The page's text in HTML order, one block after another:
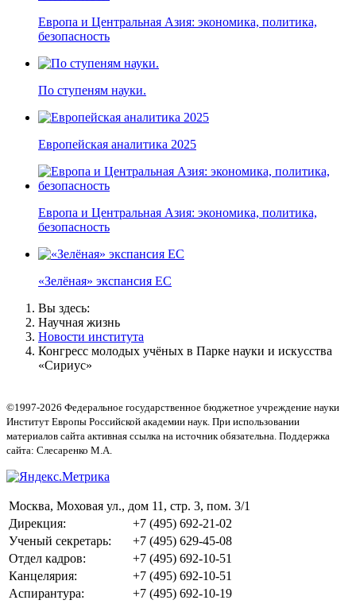
Европа и Центральная Азия: экономика, политика,
безопасность
По ступеням науки.
Европейская аналитика 2025
Европа и Центральная Азия: экономика, политика,
безопасность
«Зелёная» экспансия ЕС
Вы здесь:
Научная жизнь
Новости института
Конгресс молодых учёных в Парке науки и искусства
«Сириус»
©1997-2026 Федеральное государственное бюджетное учреждение науки
Институт Европы Российской академии наук. При использовании
материалов сайта активная ссылка на источник обязательна. Поддержка
сайта: Слесаренко М.А.
Москва, Моховая ул., дом 11, стр. 3, пом. 3/1
Дирекция:
+7 (495) 692-21-02
Ученый секретарь:
+7 (495) 629-45-08
Отдел кадров:
+7 (495) 692-10-51
Канцелярия:
+7 (495) 692-10-51
Аспирантура:
+7 (495) 692-10-19